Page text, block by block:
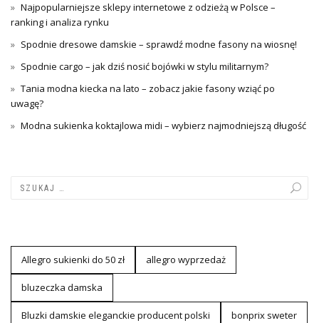
Najpopularniejsze sklepy internetowe z odzieżą w Polsce –
ranking i analiza rynku
Spodnie dresowe damskie – sprawdź modne fasony na wiosnę!
Spodnie cargo – jak dziś nosić bojówki w stylu militarnym?
Tania modna kiecka na lato – zobacz jakie fasony wziąć po
uwagę?
Modna sukienka koktajlowa midi – wybierz najmodniejszą długość
Allegro sukienki do 50 zł allegro wyprzedaż
bluzeczka damska
Bluzki damskie eleganckie producent polski bonprix sweter